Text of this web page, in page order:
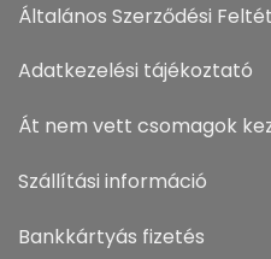
Általános Szerződési
Adatkezelési tájékoztató
Át nem vett csomagok
Szállítási információ
Bankkártyás fizetés